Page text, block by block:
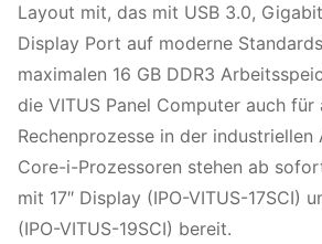
Layout mit, das mit USB 3.0,
Display Port auf moderne
maximalen 16 GB DDR3
die VITUS Panel Computer auch
Rechenprozesse in der
Core-i-Prozessoren stehen ab
mit 17″ Display (IPO-VITUS-17SCI)
(IPO-VITUS-19SCI) bereit.